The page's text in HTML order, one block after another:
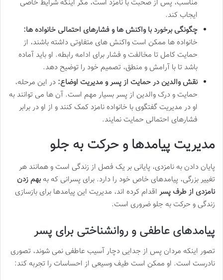
مناسب، پس از صحبت با نامزد است، مگر اینکه شرایط خاصی
ایجاب کند.
چگونگی برخورد با واکنش ها و فشارهای احتمالی خانواده ها:
خانواده ها ممکن است واکنش های متفاوتی داشته باشند، از
حمایت کامل تا مخالفت و فشار برای ادامه رابطه. او باید آماده
باشد تا با آرامش و منطق، تصمیم خود را توضیح دهد.
نقش والدین در حمایت از پسر و مدیریت اوضاع: در این مرحله،
حمایت و درک والدین از پسر بسیار مهم است. آن ها می توانند به
او در مدیریت گفتگوی با خانواده نامزد کمک کنند و از او در برابر
فشارهای احتمالی حمایت نمایند.
مدیریت پیامدها و حرکت به جلو
پایان دادن به نامزدی، پایانی بر یک فصل از زندگی است و همانند هر
تغییر بزرگی، پیامدهای خاص خود را دارد. برای پسرانی که به بهم زدن
نامزدی از طرف پسر اقدام کرده اند، مدیریت این پیامدها برای بازسازی
زندگی و حرکت به جلو ضروری است.
پیامدهای عاطفی و روانشناختی برای پسر
تصور اینکه مردان پس از جدایی دچار آسیب عاطفی نمی شوند، تصوری
نادرست است. او ممکن است طیف وسیعی از احساسات را تجربه کند: